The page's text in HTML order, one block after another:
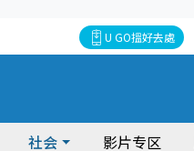
U GO搵好去處
社会 影片专区